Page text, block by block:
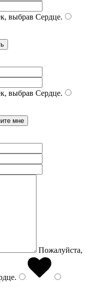
выбрав Сердце.
выбрав Сердце.
Пожалуйста,
.